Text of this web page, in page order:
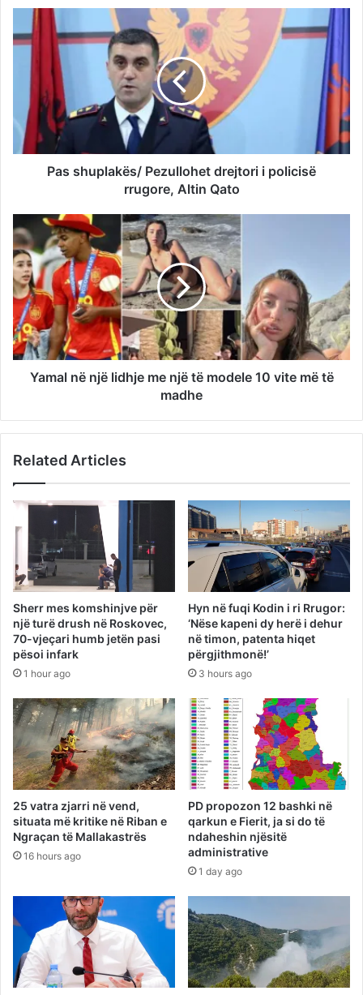
Pas shuplakës/ Pezullohet drejtori i policisë
rrugore, Altin Qato
Yamal në një lidhje me një të modele 10 vite më të
madhe
Related Articles
Sherr mes komshinjve për
një turë drush në Roskovec,
70-vjeçari humb jetën pasi
pësoi infark
1 hour ago
Hyn në fuqi Kodin i ri Rrugor:
‘Nëse kapeni dy herë i dehur
në timon, patenta hiqet
përgjithmonë!’
3 hours ago
25 vatra zjarri në vend,
situata më kritike në Riban e
Ngraçan të Mallakastrës
16 hours ago
PD propozon 12 bashki në
qarkun e Fierit, ja si do të
ndaheshin njësitë
administrative
1 day ago